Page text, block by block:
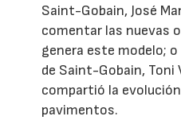
Saint-Gobain, José
comentar las nuevas
genera este modelo;
de Saint-Gobain, Toni
compartió la
pavimentos.